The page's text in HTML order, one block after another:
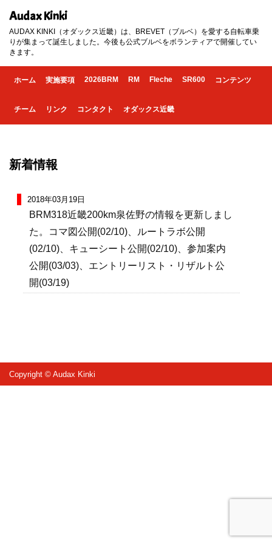
Audax Kinki
AUDAX KINKI（オダックス近畿）は、BREVET（ブルベ）を愛する自転車乗
りが集まって誕生しました。今後も公式ブルベをボランティアで開催してい
きます。
ホーム 実施要項 2026BRM RM Fleche SR600 コンテンツ
チーム リンク コンタクト オダックス近畿
新着情報
2018年03月19日
BRM318近畿200km泉佐野の情報を更新しまし
た。コマ図公開(02/10)、ルートラボ公開
(02/10)、キューシート公開(02/10)、参加案内
公開(03/03)、エントリーリスト・リザルト公
開(03/19)
Copyright © Audax Kinki